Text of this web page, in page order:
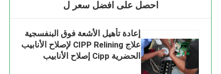
احصل على افضل سعر ل
إعادة تأهيل الأشعة فوق البنفسجية
علاج CIPP Relining لإصلاح الأنابيب
الحضرية Cipp إصلاح الأنابيب